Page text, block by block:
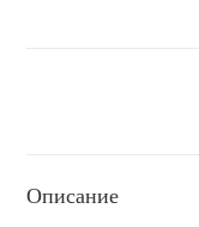
Описание